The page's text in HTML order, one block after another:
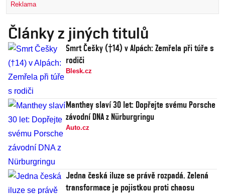
Reklama
Články z jiných titulů
Smrt Češky (†14) v Alpách: Zemřela při túře s
rodiči
Blesk.cz
Manthey slaví 30 let: Dopřejte svému Porsche
závodní DNA z Nürburgringu
Auto.cz
Jedna česká iluze se právě rozpadá. Zelená
transformace je pojistkou proti chaosu